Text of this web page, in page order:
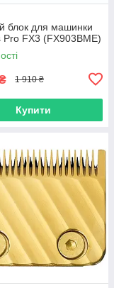
блок для машинки
Pro FX3 (FX903BME)
1 910 ₴
Купити